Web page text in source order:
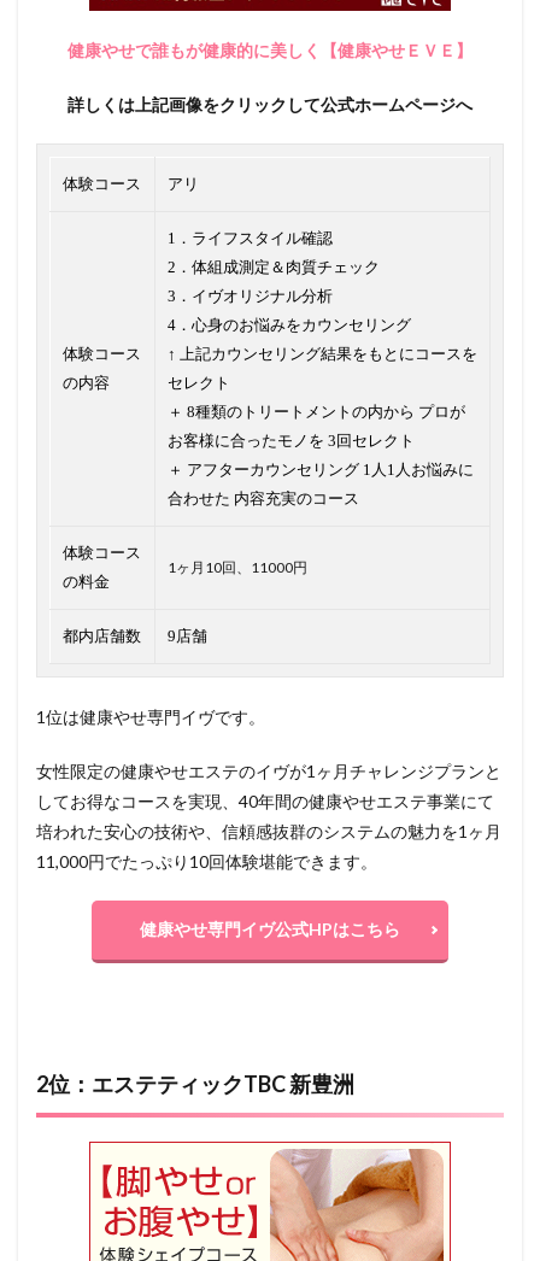
健康やせで誰もが健康的に美しく【健康やせＥＶＥ】
詳しくは上記画像をクリックして公式ホームページへ
体験コース アリ
体験コース
の内容
1．ライフスタイル確認
2．体組成測定＆肉質チェック
3．イヴオリジナル分析
4．心身のお悩みをカウンセリング
↑ 上記カウンセリング結果をもとにコースを
セレクト
＋ 8種類のトリートメントの内から プロが
お客様に合ったモノを 3回セレクト
＋ アフターカウンセリング 1人1人お悩みに
合わせた 内容充実のコース
体験コース
の料金
1ヶ月10回、11000円
都内店舗数 9店舗
1位は健康やせ専門イヴです。
女性限定の健康やせエステのイヴが1ヶ月チャレンジプランと
してお得なコースを実現、40年間の健康やせエステ事業にて
培われた安心の技術や、信頼感抜群のシステムの魅力を1ヶ月
11,000円でたっぷり10回体験堪能できます。
健康やせ専門イヴ公式HPはこちら
2位：エステティックTBC 新豊洲